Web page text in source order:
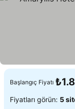
Başlangıç Fiyatı
Fiyatları görün: 5